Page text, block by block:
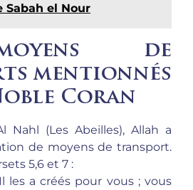
Sabah el Nour
de
mentionnés
Coran
Nahl (Les Abeilles), Allah a
de moyens de transport.
5,6 et 7 :
les a créés pour vous ; vous